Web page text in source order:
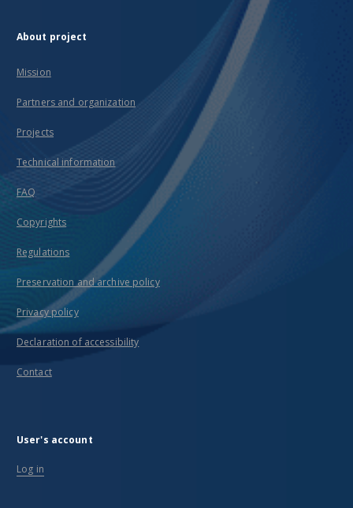
About project
Mission
Partners and organization
Projects
Technical information
FAQ
Copyrights
Regulations
Preservation and archive policy
Privacy policy
Declaration of accessibility
Contact
User's account
Log in